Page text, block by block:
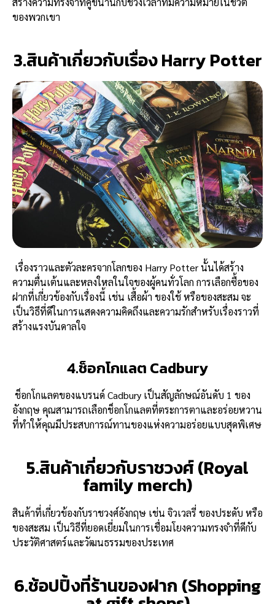
ของพวกเขา
3.สินค้าเกี่ยวกับเรื่อง Harry Potter
เรื่องราวและตัวละครจากโลกของ Harry Potter นั้นได้สร้าง
ความตื่นเต้นและหลงใหลในใจของผู้คนทั่วโลก การเลือกซื้อของ
ฝากที่เกี่ยวข้องกับเรื่องนี้ เช่น เสื้อผ้า ของใช้ หรือของสะสม จะ
เป็นวิธีที่ดีในการแสดงความคิดถึงและความรักสำหรับเรื่องราวที่
สร้างแรงบันดาลใจ
4.ช็อกโกแลต Cadbury
ช็อกโกแลตของแบรนด์ Cadbury เป็นสัญลักษณ์อันดับ 1 ของ
อังกฤษ คุณสามารถเลือกช็อกโกแลตที่ตระการตาและอร่อยหวาน
ที่ทำให้คุณมีประสบการณ์ทานของแห่งความอร่อยแบบสุดพิเศษ
5.สินค้าเกี่ยวกับราชวงศ์ (Royal
family merch)
สินค้าที่เกี่ยวข้องกับราชวงศ์อังกฤษ เช่น จิวเวลรี่ ของประดับ หรือ
ของสะสม เป็นวิธีที่ยอดเยี่ยมในการเชื่อมโยงความทรงจำที่ดีกับ
ประวัติศาสตร์และวัฒนธรรมของประเทศ
6.ช้อปปิ้งที่ร้านของฝาก (Shopping